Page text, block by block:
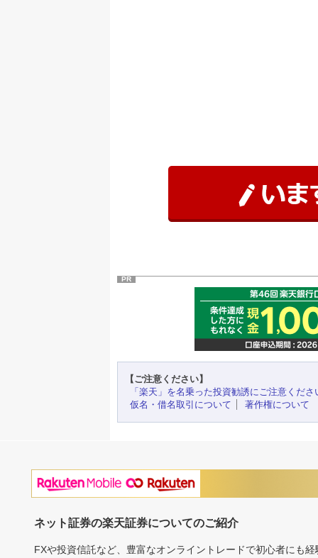
PR
【ご注意ください】
「楽天」を名乗った投資勧誘にご注意くださ
仮名・借名取引について
著作権について
ネット証券の楽天証券についてのご紹介
FXや投資信託など、豊富なオンライントレードで初心者にも